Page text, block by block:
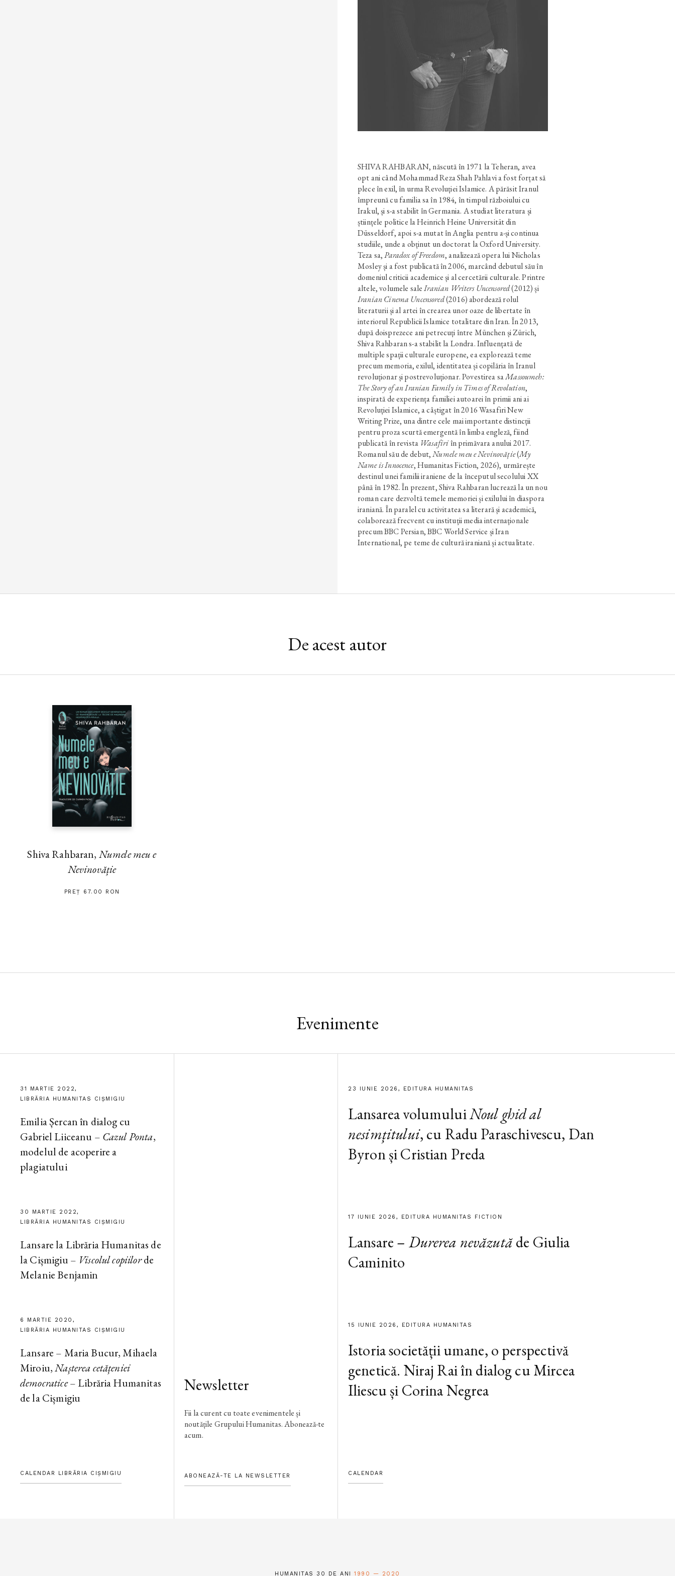
SHIVA RAHBARAN, născută în 1971 la Teheran, avea
opt ani când Mohammad Reza Shah Pahlavi a fost forțat să
plece în exil, în urma Revoluției Islamice. A părăsit Iranul
împreună cu familia sa în 1984, în timpul războiului cu
Irakul, și s-a stabilit în Germania. A studiat literatura și
științele politice la Heinrich Heine Universität din
Düsseldorf, apoi s-a mutat în Anglia pentru a-și continua
studiile, unde a obținut un doctorat la Oxford University.
Teza sa,Paradox of Freedom, analizează opera lui Nicholas
Mosley și a fost publicată în 2006, marcând debutul său în
domeniul criticii academice și al cercetării culturale. Printre
altele, volumele saleIranian Writers Uncensored(2012) și
Iranian Cinema Uncensored(2016) abordează rolul
literaturii și al artei în crearea unor oaze de libertate în
interiorul Republicii Islamice totalitare din Iran. În 2013,
după doisprezece ani petrecuți între München și Zürich,
Shiva Rahbaran s-a stabilit la Londra. Influențată de
multiple spații culturale europene, ea explorează teme
precum memoria, exilul, identitatea și copilăria în Iranul
revoluționar și postrevoluționar. Povestirea saMassoumeh:
The Story of an Iranian Family in Times of Revolution,
inspirată de experiența familiei autoarei în primii ani ai
Revoluției Islamice, a câștigat în 2016 Wasafiri New
Writing Prize, una dintre cele mai importante distincții
pentru proza scurtă emergentă în limba engleză, fiind
publicată în revista Wasafiriîn primăvara anului 2017.
Romanul său de debut,Numele meu e Nevinovăție(My
Name is Innocence, Humanitas Fiction, 2026), urmărește
destinul unei familii iraniene de la începutul secolului XX
până în 1982. În prezent, Shiva Rahbaran lucrează la un nou
roman care dezvoltă temele memoriei și exilului în diaspora
iraniană. În paralel cu activitatea sa literară și academică,
colaborează frecvent cu instituții media internaționale
precum BBC Persian, BBC World Service și Iran
International, pe teme de cultură iraniană și actualitate.
De acest autor
Shiva Rahbaran, Numele meu e
Nevinovăție
PREȚ 67.00 RON
Evenimente
23 IUNIE 2026, EDITURA HUMANITAS
Lansarea volumuluiNoul ghid al
nesimțitului, cu Radu Paraschivescu, Dan
Byron și Cristian Preda
17 IUNIE 2026, EDITURA HUMANITAS FICTION
Lansare – Durerea nevăzutăde Giulia
Caminito
15 IUNIE 2026, EDITURA HUMANITAS
Istoria societății umane, o perspectivă
genetică. Niraj Rai în dialog cu Mircea
Iliescu și Corina Negrea
CALENDAR
31 MARTIE 2022,
LIBRĂRIA HUMANITAS CIȘMIGIU
Emilia Șercan în dialog cu
Gabriel Liiceanu – Cazul Ponta,
modelul de acoperire a
plagiatului
30 MARTIE 2022,
LIBRĂRIA HUMANITAS CIȘMIGIU
Lansare la Librăria Humanitas de
la Cișmigiu – Viscolul copiilorde
Melanie Benjamin
6 MARTIE 2020,
LIBRĂRIA HUMANITAS CIȘMIGIU
Lansare – Maria Bucur, Mihaela
Miroiu,Nașterea cetățeniei
democratice– Librăria Humanitas
de la Cișmigiu
CALENDAR LIBRĂRIA CIȘMIGIU
Newsletter
Fii la curent cu toate evenimentele și
noutățile Grupului Humanitas. Abonează-te
acum.
ABONEAZĂ-TE LA NEWSLETTER
HUMANITAS 30 DE ANI1990 — 2020